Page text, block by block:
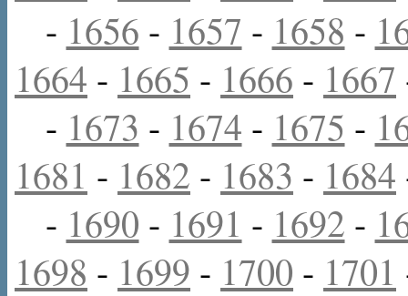
- 1656 - 1657 - 1658 -
1664 - 1665 - 1666 - 1667
- 1673 - 1674 - 1675 -
1681 - 1682 - 1683 - 1684
- 1690 - 1691 - 1692 -
1698 - 1699 - 1700 - 1701